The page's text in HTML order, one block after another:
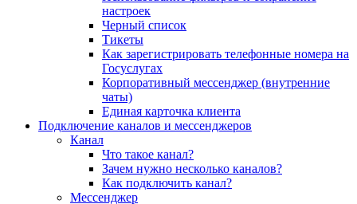
настроек
Черный список
Тикеты
Как зарегистрировать телефонные номера на
Госуслугах
Корпоративный мессенджер (внутренние
чаты)
Единая карточка клиента
Подключение каналов и мессенджеров
Канал
Что такое канал?
Зачем нужно несколько каналов?
Как подключить канал?
Мессенджер